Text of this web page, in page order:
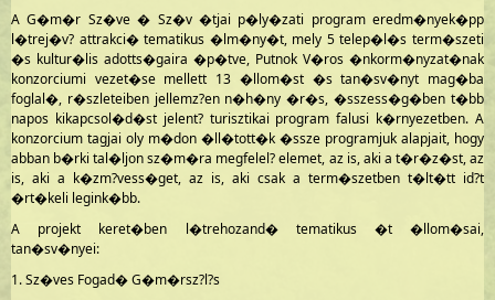
A G�m�r Sz�ve � Sz�v �tjai p�ly�zati program eredm�nyek�pp
l�trej�v? attrakci� tematikus �lm�ny�t, mely 5 telep�l�s term�szeti
�s kultur�lis adotts�gaira �p�tve, Putnok V�ros �nkorm�nyzat�nak
konzorciumi vezet�se mellett 13 �llom�st �s tan�sv�nyt mag�ba
foglal�, r�szleteiben jellemz?en n�h�ny �r�s, �sszess�g�ben t�bb
napos kikapcsol�d�st jelent? turisztikai program falusi k�rnyezetben. A
konzorcium tagjai oly m�don �ll�tott�k �ssze programjuk alapjait, hogy
abban b�rki tal�ljon sz�m�ra megfelel? elemet, az is, aki a t�r�z�st, az
is, aki a k�zm?vess�get, az is, aki csak a term�szetben t�lt�tt id?t
�rt�keli legink�bb.
A projekt keret�ben l�trehozand� tematikus �t �llom�sai,
tan�sv�nyei:
1. Sz�ves Fogad� G�m�rsz?l?s